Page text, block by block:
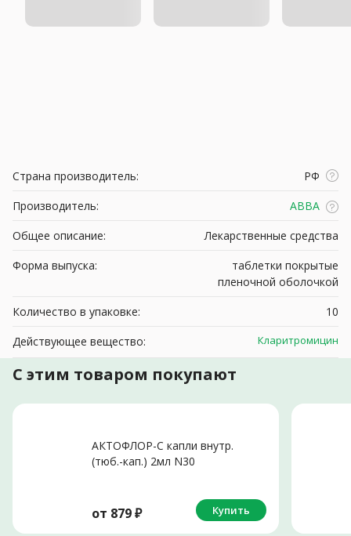
Страна производитель:
РФ
Производитель:
АВВА
Общее описание:
Лекарственные средства
Форма выпуска:
таблетки покрытые
пленочной оболочкой
Количество в упаковке:
10
Действующее вещество:
Кларитромицин
С этим товаром покупают
АКТОФЛОР-С капли внутр.
(тюб.-кап.) 2мл N30
от 879₽ Купить